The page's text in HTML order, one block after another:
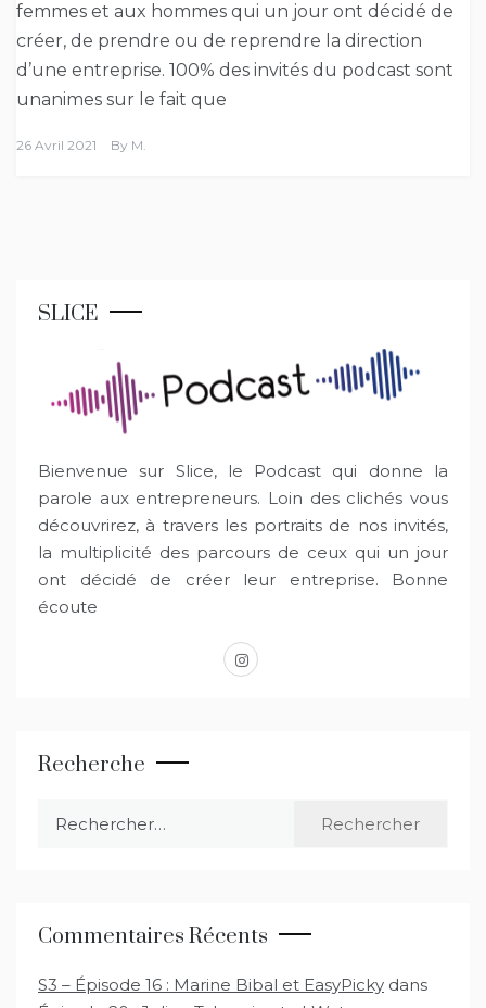
femmes et aux hommes qui un jour ont décidé de
créer, de prendre ou de reprendre la direction
d’une entreprise. 100% des invités du podcast sont
unanimes sur le fait que
26 Avril 2021 By M.
SLICE
Bienvenue sur Slice, le Podcast qui donne la
parole aux entrepreneurs. Loin des clichés vous
découvrirez, à travers les portraits de nos invités,
la multiplicité des parcours de ceux qui un jour
ont décidé de créer leur entreprise. Bonne
écoute
instagram
Recherche
Commentaires Récents
S3 – Épisode 16 : Marine Bibal et EasyPicky dans